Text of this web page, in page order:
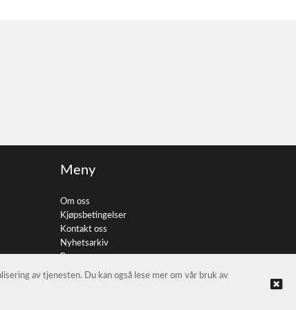
Meny
Om oss
Kjøpsbetingelser
Kontakt oss
Nyhetsarkiv
Personvern
av tjenesten. Du kan også lese mer om vår bruk av